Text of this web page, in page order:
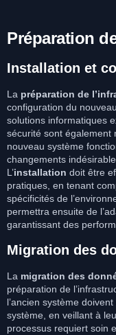
Préparation
Installation et
La préparation de
configuration du
solutions informatiques
sécurité sont également
nouveau système
changements
L’installation doit être
pratiques, en tenant
spécificités de
permettra ensuite de
garantissant des
Migration des
La migration des
préparation de
l’ancien système
système, en veillant à
processus requiert soin